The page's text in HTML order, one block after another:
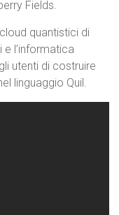
Fields.
quantistici di
l’informatica
utenti di costruire
linguaggio Quil.